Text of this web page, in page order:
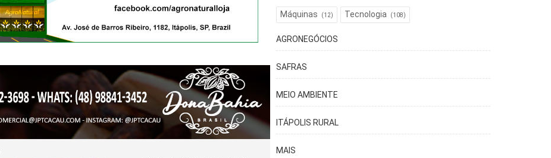
Máquinas (12) Tecnologia (108)
AGRONEGÓCIOS
SAFRAS
MEIO AMBIENTE
ITÁPOLIS RURAL
MAIS